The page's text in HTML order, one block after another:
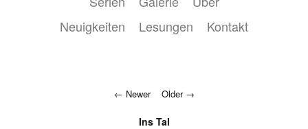
Neuigkeiten
Lesungen Kontakt
Newer Older
Ins Tal